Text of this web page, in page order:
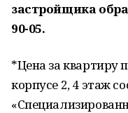
застройщика
90-05.
*Цена за квартиру
корпусе 2, 4 этаж